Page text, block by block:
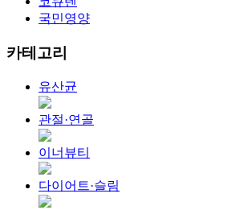
국민영양
카테고리
유산균
관절·연골
이너뷰티
다이어트·슬림